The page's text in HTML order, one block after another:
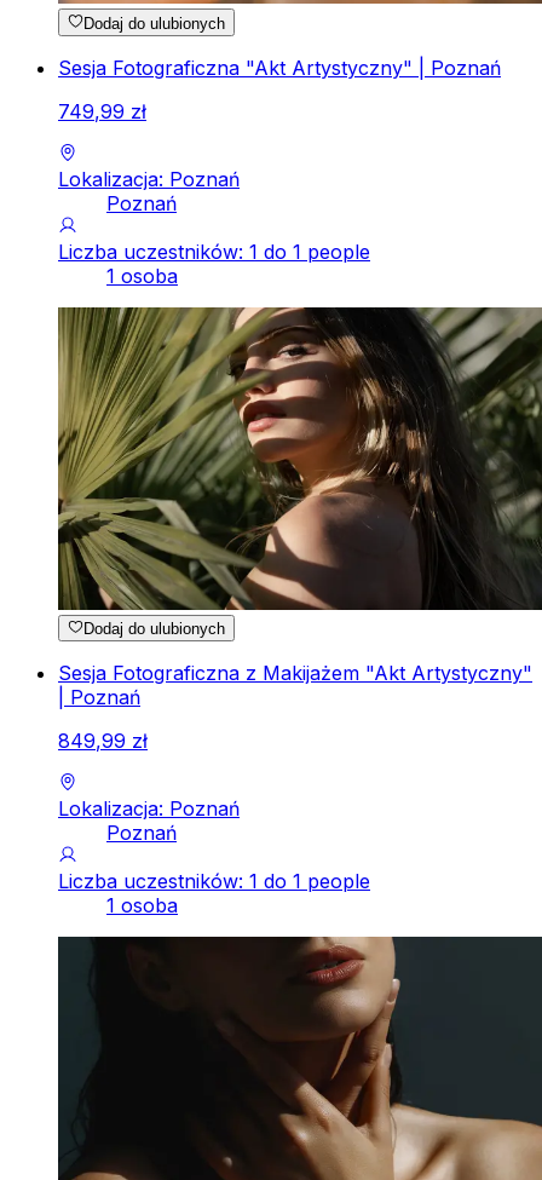
Dodaj do ulubionych
Sesja Fotograficzna "Akt Artystyczny" | Poznań
749,99 zł
Lokalizacja: Poznań
Poznań
Liczba uczestników: 1 do 1 people
1 osoba
Dodaj do ulubionych
Sesja Fotograficzna z Makijażem "Akt Artystyczny"
| Poznań
849,99 zł
Lokalizacja: Poznań
Poznań
Liczba uczestników: 1 do 1 people
1 osoba